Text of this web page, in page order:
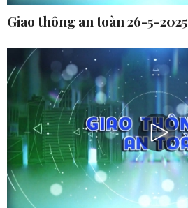
Giao thông an toàn 26-5-2025